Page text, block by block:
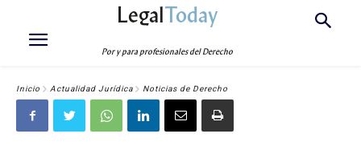
LegalToday
Por y para profesionales del Derecho
Inicio Actualidad Jurídica Noticias de Derecho